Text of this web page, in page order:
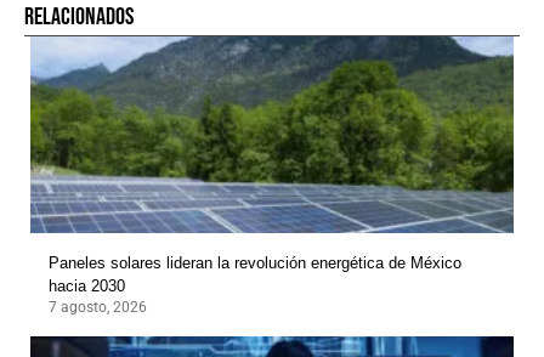
RELACIONADOS
Paneles solares lideran la revolución energética de México
hacia 2030
7 agosto, 2026